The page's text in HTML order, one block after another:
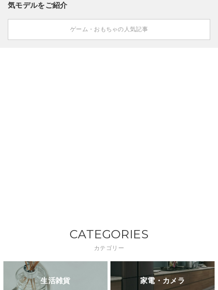
気モデルをご紹介
ゲーム・おもちゃの人気記事
CATEGORIES
カテゴリー
生活雑貨 家電・カメラ